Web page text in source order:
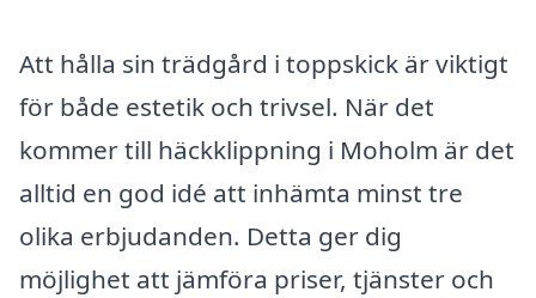
Att hålla sin trädgård i toppskick är viktigt
för både estetik och trivsel. När det
kommer till häckklippning i Moholm är det
alltid en god idé att inhämta minst tre
olika erbjudanden. Detta ger dig
möjlighet att jämföra priser, tjänster och